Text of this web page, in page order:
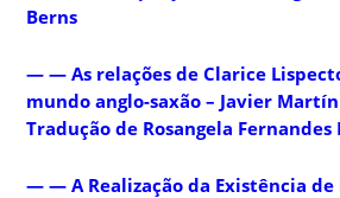
Berns
— — As relações de Clarice
mundo anglo-saxão – Javier
Tradução de Rosangela
— — A Realização da Existência